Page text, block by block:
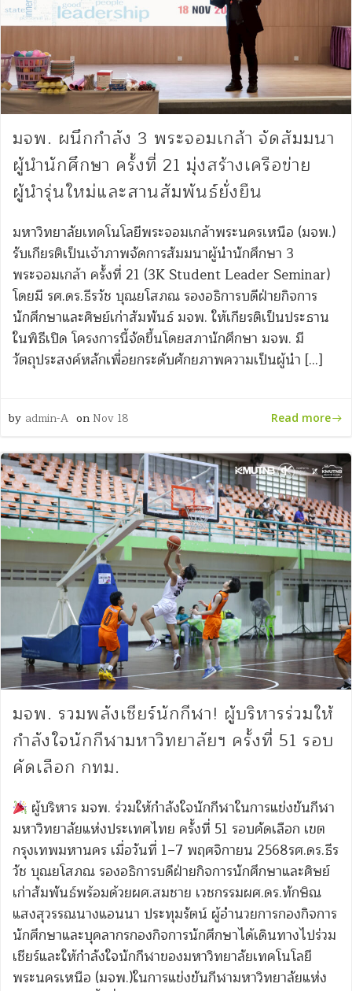
มจพ. ผนึกกำลัง 3 พระจอมเกล้า จัดสัมมนา
ผู้นำนักศึกษา ครั้งที่ 21 มุ่งสร้างเครือข่าย
ผู้นำรุ่นใหม่และสานสัมพันธ์ยั่งยืน
มหาวิทยาลัยเทคโนโลยีพระจอมเกล้าพระนครเหนือ (มจพ.)
รับเกียรติเป็นเจ้าภาพจัดการสัมมนาผู้นำนักศึกษา 3
พระจอมเกล้า ครั้งที่ 21 (3K Student Leader Seminar)
โดยมี รศ.ดร.ธีรวัช บุณยโสภณ รองอธิการบดีฝ่ายกิจการ
นักศึกษาและศิษย์เก่าสัมพันธ์ มจพ. ให้เกียรติเป็นประธาน
ในพิธีเปิด โครงการนี้จัดขึ้นโดยสภานักศึกษา มจพ. มี
วัตถุประสงค์หลักเพื่อยกระดับศักยภาพความเป็นผู้นำ […]
by admin-A on Nov 18 Read more
มจพ. รวมพลังเชียร์นักกีฬา! ผู้บริหารร่วมให้
กำลังใจนักกีฬามหาวิทยาลัยฯ ครั้งที่ 51 รอบ
คัดเลือก กทม.
ผู้บริหาร มจพ. ร่วมให้กำลังใจนักกีฬาในการแข่งขันกีฬา
มหาวิทยาลัยแห่งประเทศไทย ครั้งที่ 51 รอบคัดเลือก เขต
กรุงเทพมหานคร เมื่อวันที่ 1–7 พฤศจิกายน 2568รศ.ดร.ธีร
วัช บุณยโสภณ รองอธิการบดีฝ่ายกิจการนักศึกษาและศิษย์
เก่าสัมพันธ์พร้อมด้วยผศ.สมชาย เวชกรรมผศ.ดร.ทักษิณ
แสงสุวรรณนางแอนนา ประทุมรัตน์ ผู้อำนวยการกองกิจการ
นักศึกษาและบุคลากรกองกิจการนักศึกษาได้เดินทางไปร่วม
เชียร์และให้กำลังใจนักกีฬาของมหาวิทยาลัยเทคโนโลยี
พระนครเหนือ (มจพ.)ในการแข่งขันกีฬามหาวิทยาลัยแห่ง